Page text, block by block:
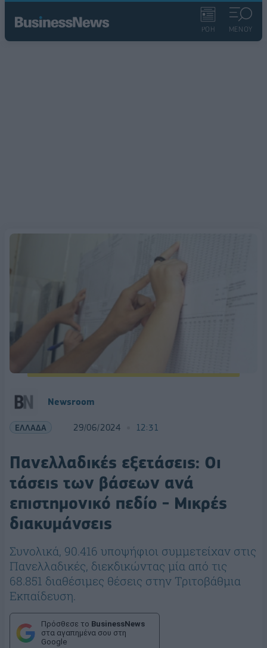
ΡΟΗ ΜΕΝΟΥ
Newsroom
ΕΛΛΑΔΑ 29/06/2024 12:31
Πανελλαδικές εξετάσεις: Οι
τάσεις των βάσεων ανά
επιστημονικό πεδίο - Μικρές
διακυμάνσεις
Συνολικά, 90.416 υποψήφιοι συμμετείχαν στις
Πανελλαδικές, διεκδικώντας μία από τις
68.851 διαθέσιμες θέσεις στην Τριτοβάθμια
Εκπαίδευση.
Πρόσθεσε το BusinessNews
στα αγαπημένα σου στη
Google